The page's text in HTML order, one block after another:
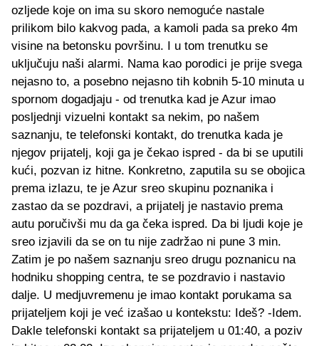
ozljede koje on ima su skoro nemoguće nastale
prilikom bilo kakvog pada, a kamoli pada sa preko 4m
visine na betonsku površinu. I u tom trenutku se
uključuju naši alarmi. Nama kao porodici je prije svega
nejasno to, a posebno nejasno tih kobnih 5-10 minuta u
spornom dogadjaju - od trenutka kad je Azur imao
posljednji vizuelni kontakt sa nekim, po našem
saznanju, te telefonski kontakt, do trenutka kada je
njegov prijatelj, koji ga je čekao ispred - da bi se uputili
kući, pozvan iz hitne. Konkretno, zaputila su se obojica
prema izlazu, te je Azur sreo skupinu poznanika i
zastao da se pozdravi, a prijatelj je nastavio prema
autu poručivši mu da ga čeka ispred. Da bi ljudi koje je
sreo izjavili da se on tu nije zadržao ni pune 3 min.
Zatim je po našem saznanju sreo drugu poznanicu na
hodniku shopping centra, te se pozdravio i nastavio
dalje. U medjuvremenu je imao kontakt porukama sa
prijateljem koji je već izašao u kontekstu: Ideš? -Idem.
Dakle telefonski kontakt sa prijateljem u 01:40, a poziv